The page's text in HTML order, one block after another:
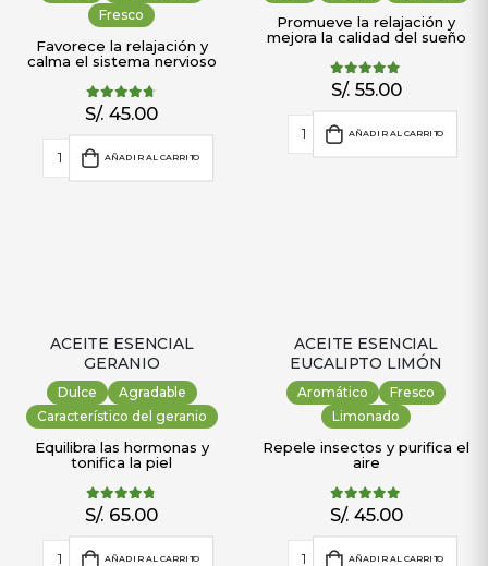
Fresco
Favorece la relajación y
calma el sistema nervioso
4.64 out of 5
S/. 45.00
AÑADIR AL CARRITO
Promueve la relajación y
mejora la calidad del sueño
4.85out of 5
S/.55.00
AÑADIR AL CARRITO
ACEITE ESENCIAL
GERANIO
Dulce
Agradable
Característico del geranio
Equilibra las hormonas y
tonifica la piel
4.67out of 5
S/. 65.00
AÑADIR AL CARRITO
ACEITE ESENCIAL
EUCALIPTO LIMÓN
Aromático
Fresco
Limonado
Repele insectos y purifica el
aire
5.00 out of 5
S/.45.00
AÑADIR AL CARRITO